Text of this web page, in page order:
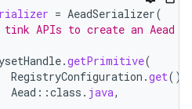
= AeadSerializer(
tink APIs to create an Aead
.getPrimitive(
RegistryConfiguration .get(),
Aead ::class . java,